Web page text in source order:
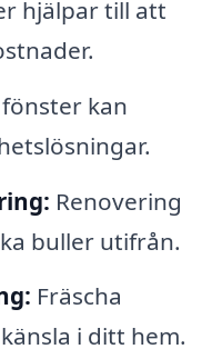
hjälpar till att
kan
Renovering
buller utifrån.
Fräscha
i ditt hem.